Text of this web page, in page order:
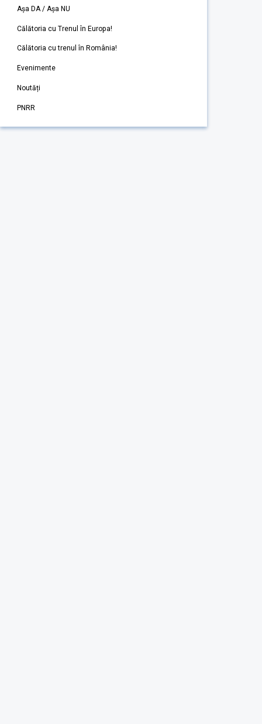
Așa DA / Așa NU
Călătoria cu Trenul în Europa!
Călătoria cu trenul în România!
Evenimente
Noutăți
PNRR